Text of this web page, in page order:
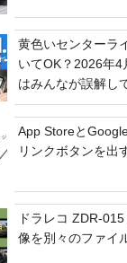
黄色いセンターラ
いてOK？2026年
はみんなが誤解し
App Storeと
リンクボタンを出
ドラレコ ZDR-
像を別々のファイ